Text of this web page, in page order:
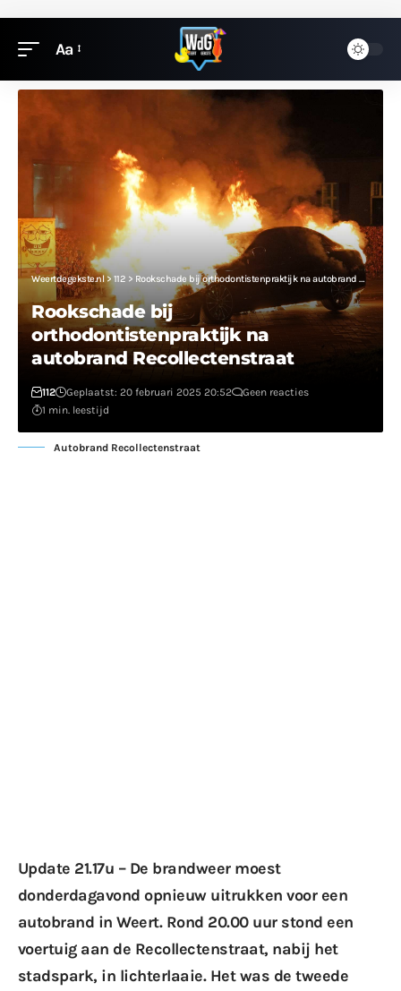
Aa
Weertdegekste.nl >112 > Rookschade bij orthodontistenpraktijk na autobrand Recollectenstraat
Rookschade bij
orthodontistenpraktijk na
autobrand Recollectenstraat
112 Geplaatst: 20 februari 2025 20:52
Geen reacties
1 min. leestijd
Autobrand Recollectenstraat
Update 21.17u – De brandweer moest
donderdagavond opnieuw uitrukken voor een
autobrand in Weert. Rond 20.00 uur stond een
voertuig aan de Recollectenstraat, nabij het
stadspark, in lichterlaaie. Het was de tweede